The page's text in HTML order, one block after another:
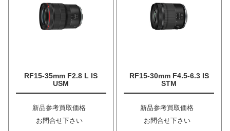
RF15-35mm F2.8 L IS
USM
新品参考買取価格
お問合せ下さい
RF15-30mm F4.5-6.3 IS
STM
新品参考買取価格
お問合せ下さい